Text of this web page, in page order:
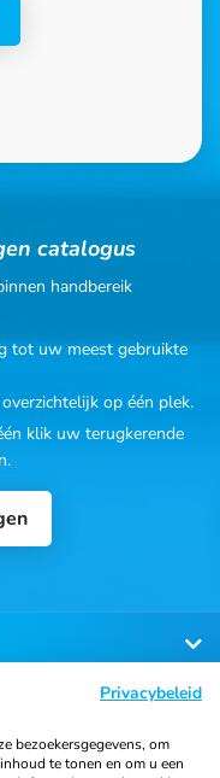
catalogus
handbereik
tot uw meest gebruikte
op één plek.
klik uw terugkerende
Privacybeleid
bezoekersgegevens, om
te tonen en om u een